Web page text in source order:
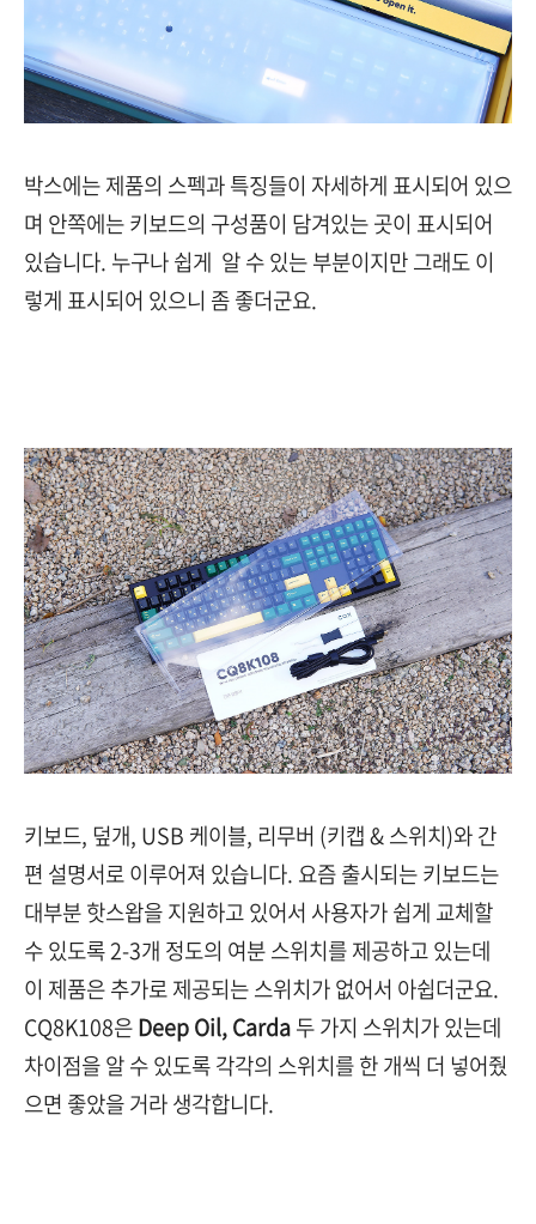
박스에는 제품의 스펙과 특징들이 자세하게 표시되어 있으
며 안쪽에는 키보드의 구성품이 담겨있는 곳이 표시되어
있습니다. 누구나 쉽게 알 수 있는 부분이지만 그래도 이
렇게 표시되어 있으니 좀 좋더군요.
키보드, 덮개, USB 케이블, 리무버 (키캡 & 스위치)와 간
편 설명서로 이루어져 있습니다. 요즘 출시되는 키보드는
대부분 핫스왑을 지원하고 있어서 사용자가 쉽게 교체할
수 있도록 2-3개 정도의 여분 스위치를 제공하고 있는데
이 제품은 추가로 제공되는 스위치가 없어서 아쉽더군요.
CQ8K108은Deep Oil, Carda두 가지 스위치가 있는데
차이점을 알 수 있도록 각각의 스위치를 한 개씩 더 넣어줬
으면 좋았을 거라 생각합니다.